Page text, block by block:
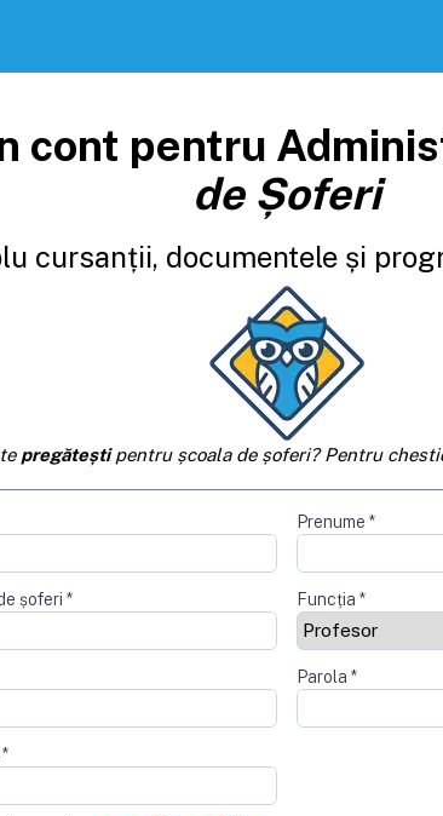
cont pentru
de Șoferi
cursanții, documentele și
pregăteștipentru școala de șoferi? Pentru
Prenume *
șoferi * Funcția *
Parola *
*